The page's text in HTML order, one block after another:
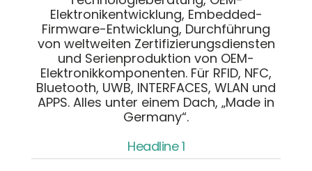
Elektronikentwicklung, Embedded-
Firmware-Entwicklung, Durchführung
von weltweiten Zertifizierungsdiensten
und Serienproduktion von OEM-
Elektronikkomponenten. Für RFID, NFC,
Bluetooth, UWB, INTERFACES, WLAN und
APPS. Alles unter einem Dach, „Made in
Germany“.
Headline 1